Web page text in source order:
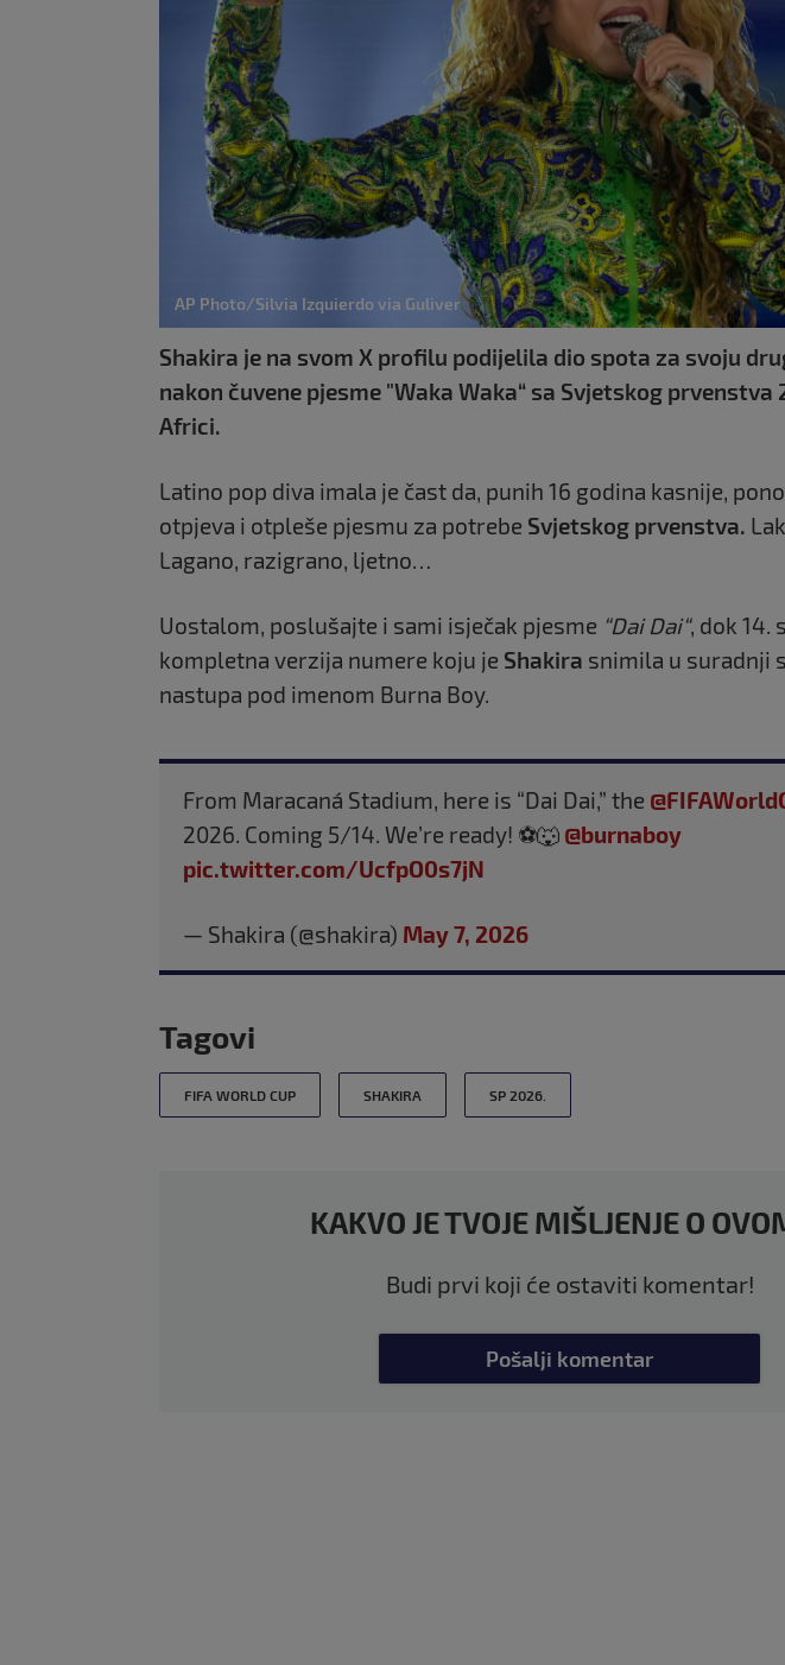
AP Photo/Silvia Izquierdo via Guliver
Shakira je na svom X profilu podijelila dio spota za svoju
nakon čuvene pjesme "Waka Waka“ sa Svjetskog prvenstva
Africi.
Latino pop diva imala je čast da, punih 16 godina kasnije,
otpjeva i otpleše pjesmu za potrebe Svjetskog prvenstva.
Lagano, razigrano, ljetno…
Uostalom, poslušajte i sami isječak pjesme “Dai Dai“, dok 14.
kompletna verzija numere koju je Shakira snimila u suradnji
nastupa pod imenom Burna Boy.
From Maracaná Stadium, here is “Dai Dai,” the
2026. Coming 5/14. We’re ready! ⚽️🐺 @burnaboy
pic.twitter.com/UcfpO0s7jN
— Shakira (@shakira) May 7, 2026
Tagovi
FIFA WORLD CUP SHAKIRA SP 2026.
KAKVO JE TVOJE MIŠLJENJE O
Budi prvi koji će ostaviti komentar!
Pošalji komentar